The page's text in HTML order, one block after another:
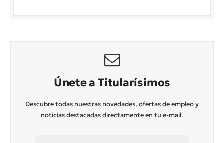
Únete a Titularísimos
Descubre todas nuestras novedades, ofertas de empleo y
noticias destacadas directamente en tu e-mail.